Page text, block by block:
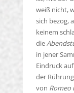
weiß nicht,
sich bezog,
keinem
die
in jener
Eindruck
der
von Romeo